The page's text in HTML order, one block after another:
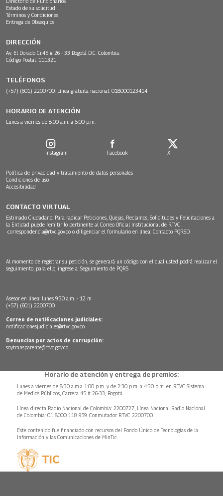
Estado de su solicitud
Términos y Condiciones
Entrega de Obsequios
DIRECCIÓN
Av. El Dorado Cr.45 # 26 - 33 Bogotá D.C. Colombia.
Código Postal: 111321
TELÉFONOS
(+57) (601) 2200700. Línea gratuita nacional: 018000123414
HORARIO DE ATENCIÓN
Lunes a viernes de 8:00 a.m. a 5:00 p.m.
Instagram Facebook X
Política de privacidad y tratamiento de datos personales
Condiciones de uso
Accesibilidad
CONTACTO VIRTUAL
Estimado Ciudadano: Para radicar Peticiones, Quejas, Reclamos, Solicitudes y Felicitaciones a
la Entidad puede remitir lo pertinente al Correo Oficial Institucional de RTVC
correspondencia@rtvc.gov.co o diligenciar el formulario en línea: Contacto PQRSD.
Al momento de registrar su petición, se generará un código con el cual usted podrá realizar el
seguimiento, para ello, ingrese a: Seguimiento de PQRS
Asesor en línea: lunes 9:30 a.m. - 12 m
(+57) (601) 2200700
Correo de notificaciones judiciales:
notificacionesjudiciales@rtvc.gov.co
Denuncias por actos de corrupción:
soytransparente@rtvc.gov.co
Horario de atención y entrega de premios:
Lunes a viernes de 8:30 a.m.a 1:00 p.m. y de 2:30 p.m. a 4:30 p.m. en RTVC Sistema
de Medios Públicos, Carrera 45 # 26-33, Bogotá.
Línea directa Radio Nacional de Colombia: 2200727, Línea Nacional Radio Nacional
de Colombia: 01 8000 118 959. Conmutador RTVC 2200700
Este contenido fue financiado con recursos del Fondo Único de Tecnologías de la
Información y las Comunicaciones de MinTic.